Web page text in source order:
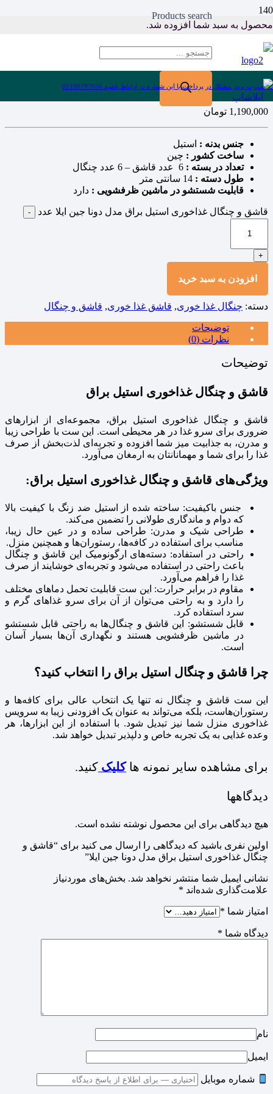
محصول به سبد شما افزوده شد.
Products search
در صورت بروز مشکل در پرداخت با این شماره در ارتباط باشید 09199797956
/
/قاشق غذا خوری
استیل براق مدل دونا جین ایلا
قاشق و چنگال غذاخوری استیل براق مدل دونا جین
ایلا
1,190,000 تومان
جنس بدنه : استیل
ساخت کشور : چین
تعداد در بسته :
طول دسته :
قابلیت شستشو در ماشین ظرفشویی : دارد
قاشق و چنگال غذاخوری استیل براق مدل دونا جین ایلا عدد -
+
افزودن به سبد خرید
دسته: چنگال غذا خوری, قاشق غذا خوری, قاشق و چنگال
توضیحات
نظرات (0)
توضیحات
قاشق و چنگال غذاخوری استیل براق
قاشق و چنگال غذاخوری استیل براق، مجموعه‌ای از ابزارهای
ضروری برای سرو غذا در هر محیطی است. این ست با طراحی زیبا
و مدرن، به جذابیت میز شما افزوده و تجربه‌ای لذت‌بخش از صرف
غذا را برای شما و مهمانانتان به ارمغان می‌آورد.
ویژگی‌های قاشق و چنگال غذاخوری استیل براق:
جنس باکیفیت: ساخته شده از استیل ضد زنگ با کیفیت بالا
که دوام و ماندگاری طولانی را تضمین می‌کند.
طراحی شیک و مدرن: طراحی ساده و در عین حال زیبا،
مناسب برای استفاده در کافه‌ها، رستوران‌ها و همچنین منزل.
راحتی در استفاده: دسته‌های ارگونومیک این قاشق و چنگال
باعث راحتی در استفاده می‌شود و تجربه‌ای خوشایند از صرف
غذا را فراهم می‌آورد.
مقاوم در برابر حرارت: این ست قابلیت تحمل دماهای مختلف
را دارد و به راحتی می‌توان از آن برای سرو غذاهای گرم و
سرد استفاده کرد.
قابل شستشو: این قاشق و چنگال‌ها به راحتی قابل شستشو
در ماشین ظرفشویی هستند و نگهداری آن‌ها بسیار آسان
است.
چرا قاشق و چنگال استیل براق را انتخاب کنید؟
این ست قاشق و چنگال نه تنها یک انتخاب عالی برای کافه‌ها و
رستوران‌هاست، بلکه می‌تواند به عنوان یک افزودنی زیبا به سرویس
غذاخوری منزل شما نیز تبدیل شود. با استفاده از این ابزارها، هر
وعده غذایی به یک تجربه خاص و دلپذیر تبدیل خواهد شد.
برای مشاهده سایر نمونه هاکلیک کنید.
دیدگاهها
هیچ دیدگاهی برای این محصول نوشته نشده است.
اولین نفری باشید که دیدگاهی را ارسال می کنید برای “قاشق و
چنگال غذاخوری استیل براق مدل دونا جین ایلا”
نشانی ایمیل شما منتشر نخواهد شد. بخش‌های موردنیاز
علامت‌گذاری شده‌اند *
امتیاز شما *
دیدگاه شما *
نام
ایمیل
شماره موبایل